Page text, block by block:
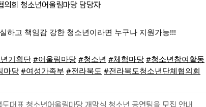
협의회 청소년어울림마당 담당자
실하고 책임감 강한 청소년이라면 누구나
지원가능!!!
기획단 #어울림마당 #청소년 #체험마당 #청소년참여활동
마당 #여성가족부 #전라북도 #전라북도청소년단체협의회
대표 청소년어울림마당 개막식 청소년 공연팀을 모집 안내